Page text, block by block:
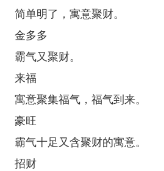
简单明了，寓意聚财。
金多多
霸气又聚财。
来福
寓意聚集福气，福气到来。
豪旺
霸气十足又含聚财的寓意。
招财